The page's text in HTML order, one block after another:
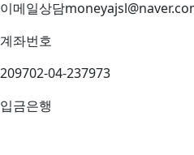
이메일상담
계좌번호
209702-04-237973
입금은행